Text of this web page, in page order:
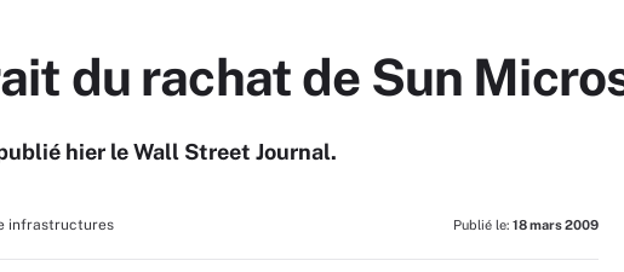
du rachat de Sun
hier le Wall Street Journal.
infrastructures Publié le: 18 mars 2009